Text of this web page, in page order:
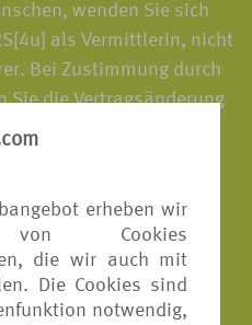
erheben wir
Cookies
die wir auch mit
Die Cookies sind
notwendig,
wenden Sie sich
als Vermittlerin, nicht
Bei Zustimmung durch
Sie die Vertragsänderung
VERS[4u] übermittelt.
Sie durch das Internet
begleitet. Dieses steht
in der Zeit von 9.00 bis
sowie